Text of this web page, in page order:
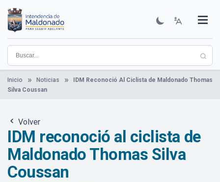
contenido
principal
Institucional
Municipios
Descubre Maldonado
Comunicación
Servicios
Guía De Trámites
Ver Noticias
Inicio Noticias
IDM Reconoció Al Ciclista de Maldonado Thomas
Silva Coussan
Volver
IDM reconoció al ciclista de
Maldonado Thomas Silva
Coussan